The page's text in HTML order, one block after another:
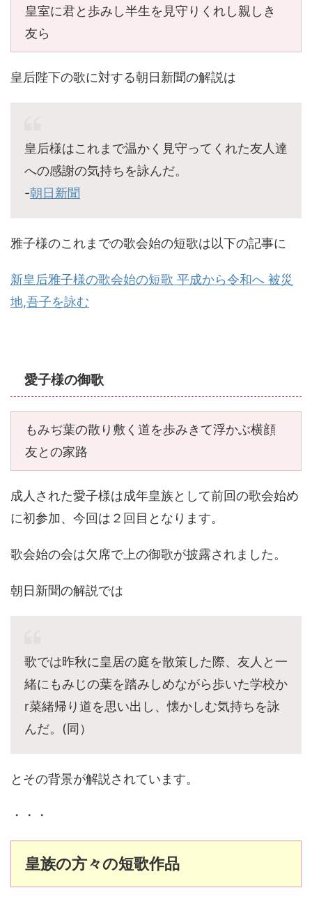
皇室に君と歩みし半生を見守りくれし親しき
友ら
皇后陛下の歌に対する朝日新聞の解説は
皇后様はこれまで温かく見守ってくれた友人達
への感謝の気持ちを詠んだ。
-朝日新聞
雅子様のこれまでの歌会始の短歌は以下の記事に
新皇后雅子様の歌会始の短歌 平成から令和へ 被災
地,吾子を詠む
愛子様の御歌
もみぢ葉の散り敷く道を歩みきて浮かぶ横顔
友との家路
成人された愛子様は成年皇族として前回の歌会始め
に初参加、今回は２回目となります。
歌会始の会は欠席で上の御歌が披露されました。
朝日新聞の解説では
歌では昨秋に皇居の庭を散策した際、友人と一
緒にもみじの葉を踏みしめながら歩いた学校か
r菜緒帰り道を思い出し、懐かしむ気持ちを詠
んだ。(同）
とその背景が解説されています。
・・・
皇族の方々の短歌作品